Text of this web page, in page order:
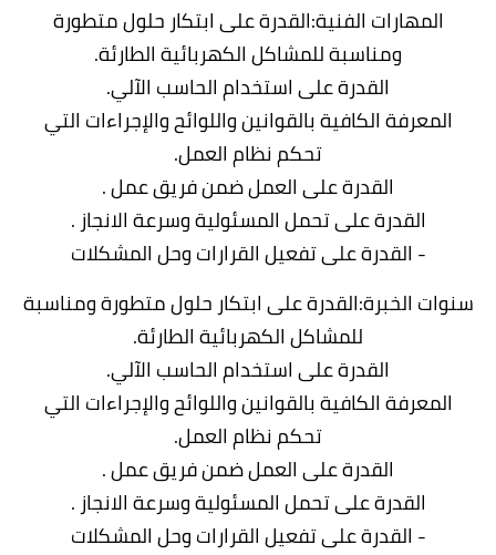
المهارات الفنية:القدرة على ابتكار حلول متطورة
ومناسبة للمشاكل الكهربائية الطارئة.
القدرة على استخدام الحاسب الآلي.
المعرفة الكافية بالقوانين واللوائح والإجراءات التي
تحكم نظام العمل.
القدرة على العمل ضمن فريق عمل .
القدرة على تحمل المسئولية وسرعة الانجاز .
- القدرة على تفعيل القرارات وحل المشكلات
سنوات الخبرة:القدرة على ابتكار حلول متطورة ومناسبة
للمشاكل الكهربائية الطارئة.
القدرة على استخدام الحاسب الآلي.
المعرفة الكافية بالقوانين واللوائح والإجراءات التي
تحكم نظام العمل.
القدرة على العمل ضمن فريق عمل .
القدرة على تحمل المسئولية وسرعة الانجاز .
- القدرة على تفعيل القرارات وحل المشكلات